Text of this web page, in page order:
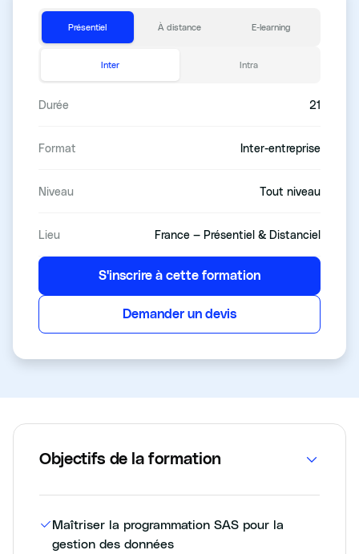
Présentiel À distance E-learning
Inter Intra
Durée 21
Format Inter-entreprise
Niveau Tout niveau
Lieu France — Présentiel & Distanciel
S'inscrire à cette formation
Demander un devis
Objectifs de la formation
Maîtriser la programmation SAS pour la
gestion des données